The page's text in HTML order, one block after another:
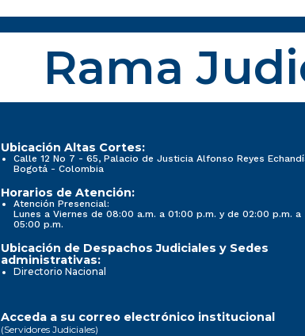
Rama
Ubicación Altas Cortes:
Calle 12 No 7 - 65, Palacio de Justicia Alfonso Reyes
Bogotá - Colombia
Horarios de Atención:
Atención Presencial:
Lunes a Viernes de 08:00 a.m. a 01:00 p.m. y de 02:00 p.m. a
05:00 p.m.
Ubicación de Despachos Judiciales y Sedes
administrativas:
Directorio Nacional
Acceda a su correo electrónico institucional
(Servidores Judiciales)